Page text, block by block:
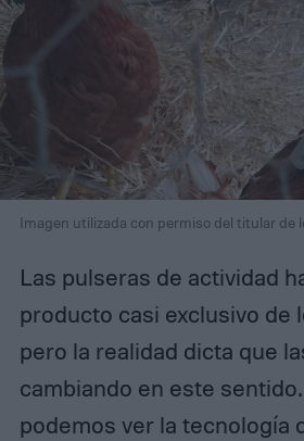
Imagen utilizada con permiso del titular de
Las pulseras de actividad
producto casi exclusivo de
pero la realidad dicta que
cambiando en este
podemos ver la tecnología